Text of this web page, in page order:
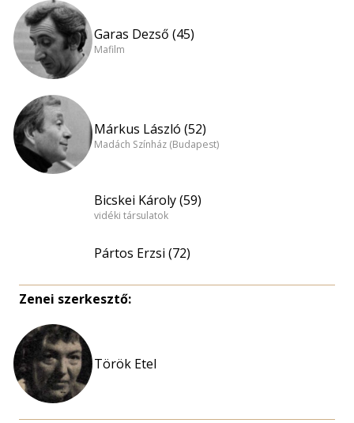
Garas Dezső (45)
Mafilm
Márkus László (52)
Madách Színház (Budapest)
Bicskei Károly (59)
vidéki társulatok
Pártos Erzsi (72)
Zenei szerkesztő:
Török Etel